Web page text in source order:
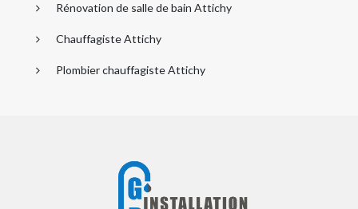
Rénovation de salle de bain Attichy
Chauffagiste Attichy
Plombier chauffagiste Attichy